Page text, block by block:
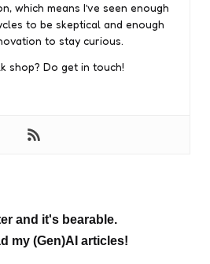
which means I’ve seen enough
to be skeptical and enough
to stay curious.
shop? Do get in touch!
and it's bearable.
my (Gen)AI articles!